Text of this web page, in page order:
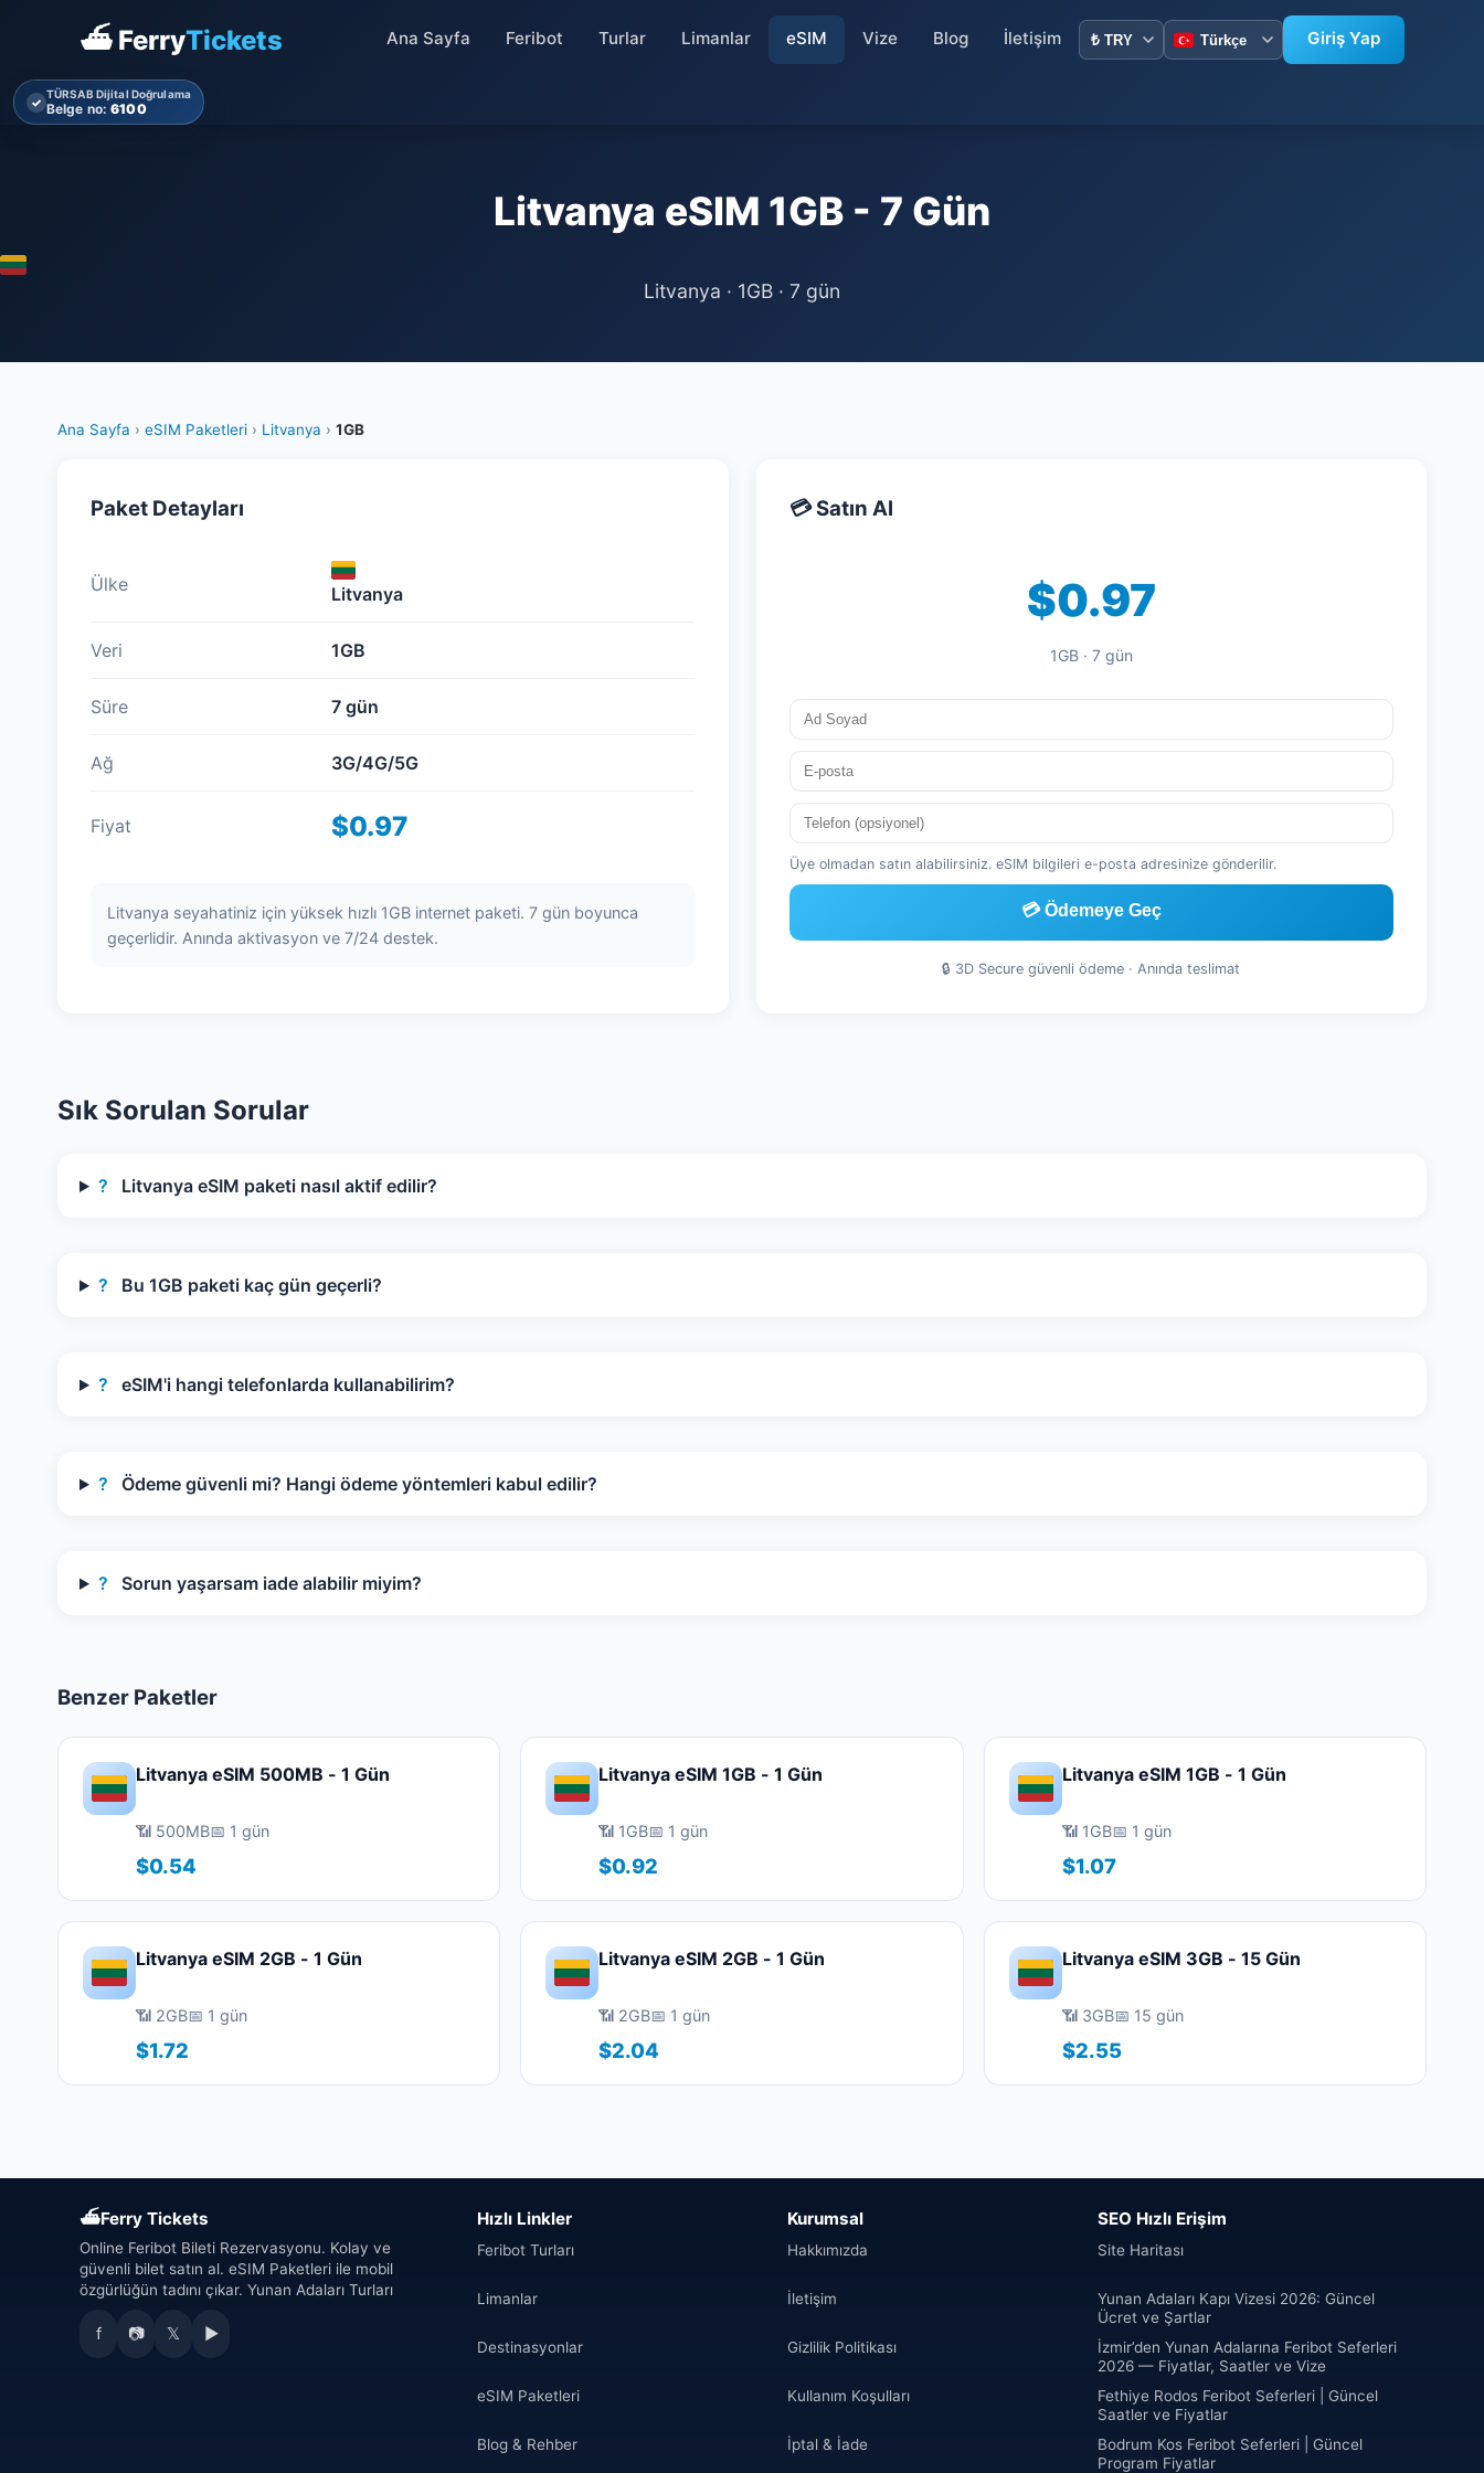
⛴ FerryTickets Ana Sayfa Feribot Turlar Limanlar eSIM Vize Blog İletişim Giriş Yap
✓
TÜRSAB Dijital Doğrulama
Belge no: 6100
Litvanya eSIM 1GB - 7 Gün
Litvanya · 1GB · 7 gün
Ana Sayfa › eSIM Paketleri › Litvanya › 1GB
Paket Detayları
Ülke Litvanya
Veri 1GB
Süre 7 gün
Ağ 3G/4G/5G
Fiyat $0.97
Litvanya seyahatiniz için yüksek hızlı 1GB internet paketi. 7 gün boyunca
geçerlidir. Anında aktivasyon ve 7/24 destek.
💳 Satın Al
$0.97
1GB · 7 gün
Üye olmadan satın alabilirsiniz. eSIM bilgileri e-posta adresinize gönderilir.
💳 Ödemeye Geç
🔒 3D Secure güvenli ödeme · Anında teslimat
Sık Sorulan Sorular
? Litvanya eSIM paketi nasıl aktif edilir?
? Bu 1GB paketi kaç gün geçerli?
? eSIM'i hangi telefonlarda kullanabilirim?
? Ödeme güvenli mi? Hangi ödeme yöntemleri kabul edilir?
? Sorun yaşarsam iade alabilir miyim?
Benzer Paketler
Litvanya eSIM 500MB - 1 Gün
📶 500MB📅 1 gün
$0.54
Litvanya eSIM 1GB - 1 Gün
📶 1GB📅 1 gün
$0.92
Litvanya eSIM 1GB - 1 Gün
📶 1GB📅 1 gün
$1.07
Litvanya eSIM 2GB - 1 Gün
📶 2GB📅 1 gün
$1.72
Litvanya eSIM 2GB - 1 Gün
📶 2GB📅 1 gün
$2.04
Litvanya eSIM 3GB - 15 Gün
📶 3GB📅 15 gün
$2.55
⛴Ferry Tickets
Online Feribot Bileti Rezervasyonu. Kolay ve
güvenli bilet satın al. eSIM Paketleri ile mobil
özgürlüğün tadını çıkar. Yunan Adaları Turları
f 📷 𝕏 ▶
Hızlı Linkler
Feribot Turları
Limanlar
Destinasyonlar
eSIM Paketleri
Blog & Rehber
Kurumsal
Hakkımızda
İletişim
Gizlilik Politikası
Kullanım Koşulları
İptal & İade
SEO Hızlı Erişim
Site Haritası
Yunan Adaları Kapı Vizesi 2026: Güncel
Ücret ve Şartlar
İzmir’den Yunan Adalarına Feribot Seferleri
2026 — Fiyatlar, Saatler ve Vize
Fethiye Rodos Feribot Seferleri | Güncel
Saatler ve Fiyatlar
Bodrum Kos Feribot Seferleri | Güncel
Program Fiyatlar